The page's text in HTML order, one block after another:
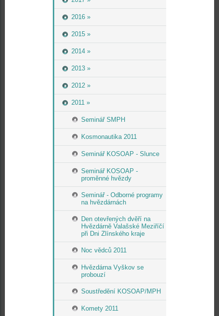
2016 »
2015 »
2014 »
2013 »
2012 »
2011 »
Seminář SMPH
Kosmonautika 2011
Seminář KOSOAP - Slunce
Seminář KOSOAP -
proměnné hvězdy
Seminář - Odborné programy
na hvězdárnách
Den otevřených dvěří na
Hvězdárně Valašské Meziříčí
při Dni Zlínského kraje
Noc vědců 2011
Hvězdárna Vyškov se
probouzí
Soustředění KOSOAP/MPH
Komety 2011